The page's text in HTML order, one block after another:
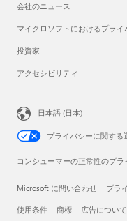
会社のニュース
マイクロソフトにおけるプライ
投資家
アクセシビリティ
日本語 (日本)
プライバシーに関する
コンシューマーの正常性のプラ
Microsoft に問い合わせ プラ
使用条件 商標 広告について